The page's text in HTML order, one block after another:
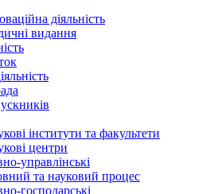
діяльність
видання
інститути та факультети
центри
управлінські
та науковий процес
господарські